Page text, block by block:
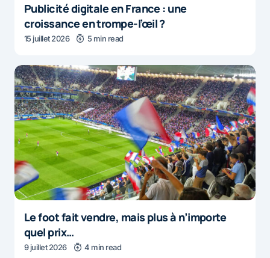
Publicité digitale en France : une
croissance en trompe-l’œil ?
15 juillet 2026 5 min read
Le foot fait vendre, mais plus à n’importe
quel prix…
9 juillet 2026 4 min read